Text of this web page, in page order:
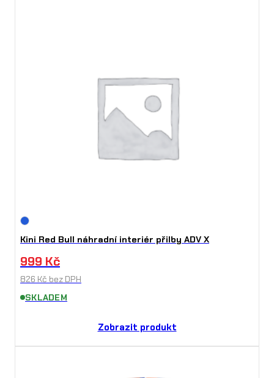
Kini Red Bull náhradní interiér přilby ADV X
999 Kč
826 Kč bez DPH
SKLADEM
Zobrazit produkt